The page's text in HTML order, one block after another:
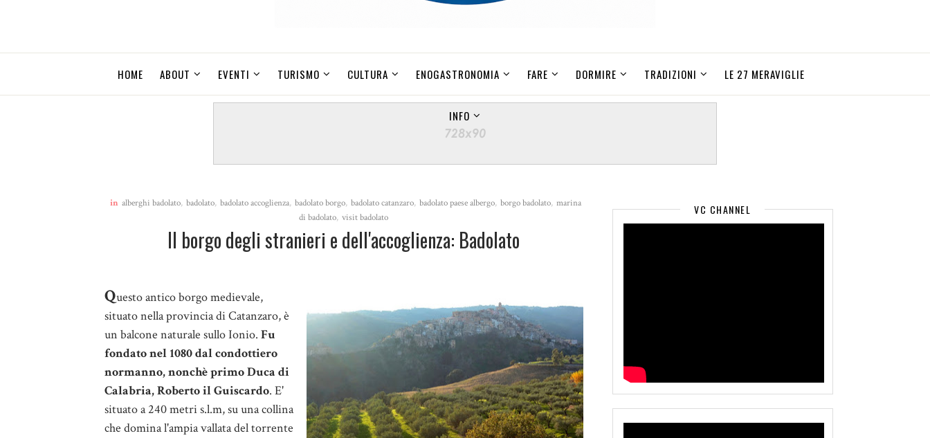
HOME ABOUT EVENTI TURISMO CULTURA ENOGASTRONOMIA FARE DORMIRE TRADIZIONI LE 27 MERAVIGLIE
INFO
in alberghi badolato, badolato, badolato accoglienza, badolato borgo, badolato catanzaro, badolato paese albergo, borgo badolato, marina
di badolato, visit badolato
Il borgo degli stranieri e dell'accoglienza: Badolato
Questo antico borgo medievale,
situato nella provincia di Catanzaro, è
un balcone naturale sullo Ionio. Fu
fondato nel 1080 dal condottiero
normanno, nonchè primo Duca di
Calabria, Roberto il Guiscardo. E'
situato a 240 metri s.l.m, su una collina
che domina l'ampia vallata del torrente
VC CHANNEL